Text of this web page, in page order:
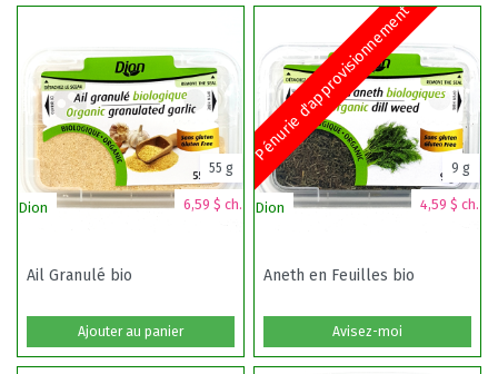
Dion 6,59 $ ch.
55 g
Ail Granulé bio
Ajouter au panier
Pénurie d'approvisionnement
Dion 4,59 $ ch.
9 g
Aneth en Feuilles bio
Avisez-moi